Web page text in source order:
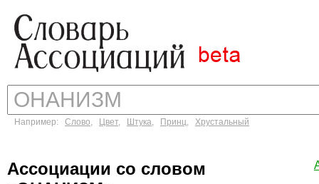
Например: Слово, Цвет, Штука, Принц, Хрустальный
Ассоциации со словом